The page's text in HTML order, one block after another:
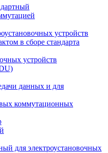
устройств
в сборе стандарта
устройств
данных и для
коммутационных
для электроустановочных